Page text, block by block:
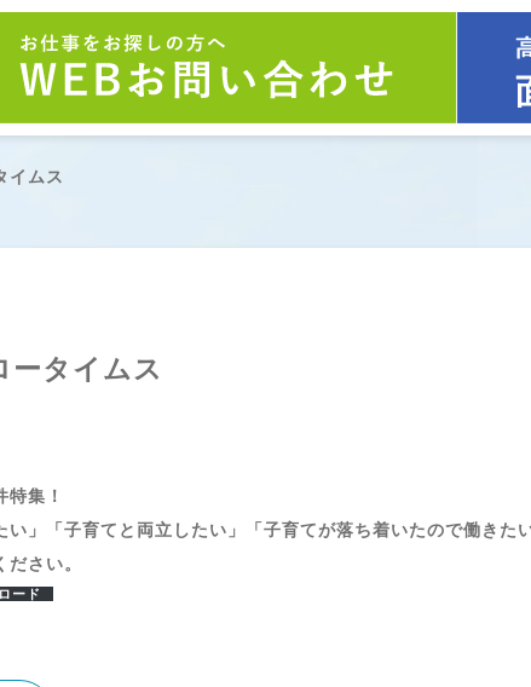
イムス
ータイムス
特集！
い」「子育てと両立したい」「子育てが落ち着いたので働き
さい。
ード